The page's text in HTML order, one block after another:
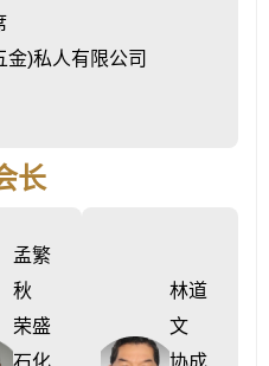
金)私人有限公司
长
孟繁
秋
荣盛
林道
文